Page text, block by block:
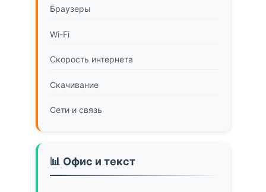
Браузеры
Wi-Fi
Скорость интернета
Скачивание
Сети и связь
📊 Офис и текст